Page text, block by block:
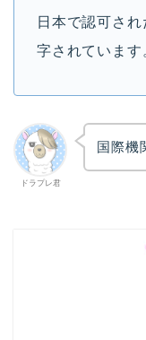
日本で認可さ
字されています
ドラプレ君
国際機